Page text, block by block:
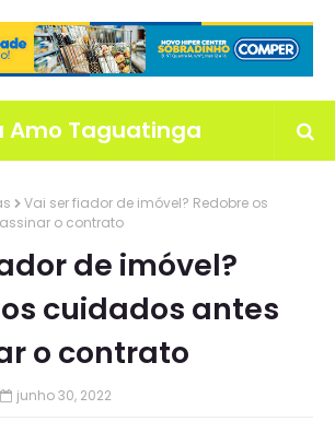
Amo Taguatinga
Vai ser fiador de imóvel? Redobre os
o contrato
de imóvel?
cuidados antes
o contrato
junho 30, 2022